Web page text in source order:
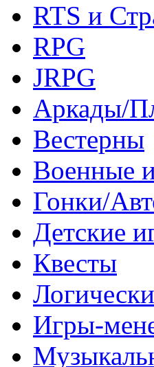
RTS и
RPG
JRPG
Аркады/
Вестерны
Военные
Гонки/
Детские
Квесты
Игры-